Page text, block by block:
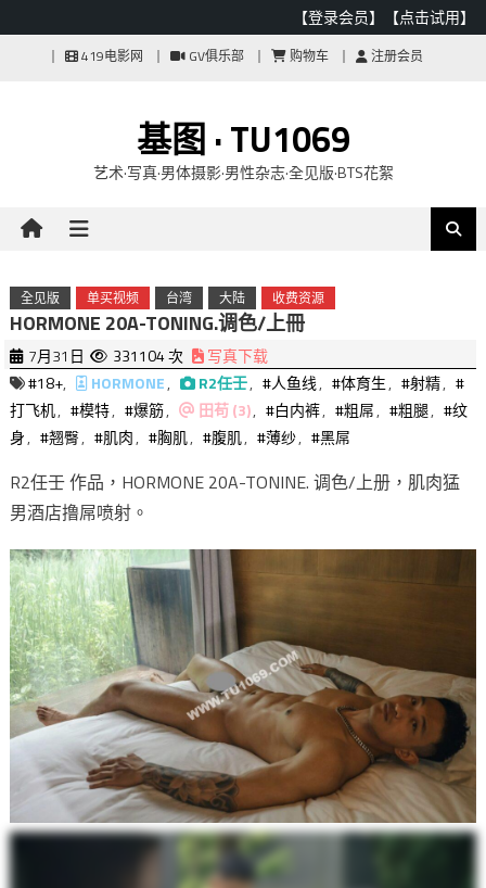
【登录会员】 【点击试用】
419电影网 GV俱乐部 购物车 注册会员
基图 · TU1069
艺术·写真·男体摄影·男性杂志·全见版·BTS花絮
全见版 单买视频 台湾 大陆 收费资源
HORMONE 20A-TONING.调色/上冊
7月31日 331104 次
写真下载
#18+, HORMONE, R2任壬, #人鱼线, #体育生, #射精, #
打飞机, #模特, #爆筋, 田苟 (3), #白内裤, #粗屌, #粗腿, #纹
身, #翘臀, #肌肉, #胸肌, #腹肌, #薄纱, #黑屌
R2任壬 作品，HORMONE 20A-TONINE. 调色/上册，肌肉猛
男酒店撸屌喷射。